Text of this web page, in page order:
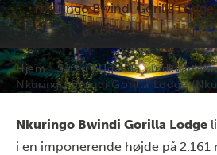
Nkuringo Bwindi Gorilla
Hjem Safari i Uganda
Nkuringo Bwindi Gorilla Lodge
Nkuringo Bwindi Gorilla Lodge
i en imponerende højde på 2.161